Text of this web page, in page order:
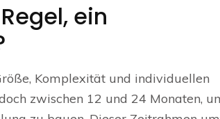
ein
Komplexität und individuellen
zwischen 12 und 24 Monaten,